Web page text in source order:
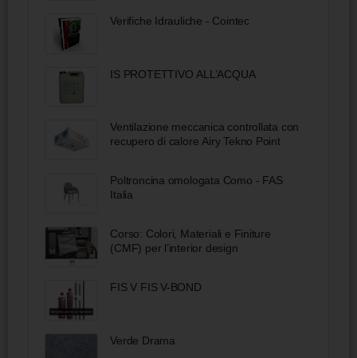
Verifiche Idrauliche - Cointec
IS PROTETTIVO ALL’ACQUA
Ventilazione meccanica controllata con
recupero di calore Airy Tekno Point
Poltroncina omologata Como - FAS
Italia
Corso: Colori, Materiali e Finiture
(CMF) per l’interior design
FIS V FIS V-BOND
Verde Drama